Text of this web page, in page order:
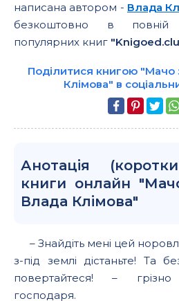
написана автором - Влада
безкоштовно в повній
популярних книг
Поділитися книгою "Мачо
Клімова" в
Анотація
книги онлайн
Влада Клімова"
– Знайдіть мені цей
з-під землі дістаньте! Та
повертайтеся! –
господаря.